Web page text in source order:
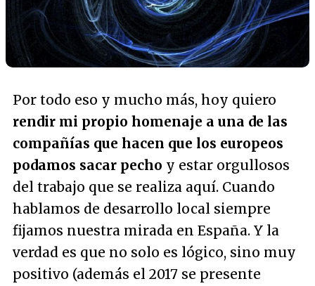
Por todo eso y mucho más, hoy quiero
rendir mi propio homenaje a una de las
compañías que hacen que los europeos
podamos sacar pecho y estar orgullosos
del trabajo que se realiza aquí. Cuando
hablamos de desarrollo local siempre
fijamos nuestra mirada en España. Y la
verdad es que no solo es lógico, sino muy
positivo (además el 2017 se presente